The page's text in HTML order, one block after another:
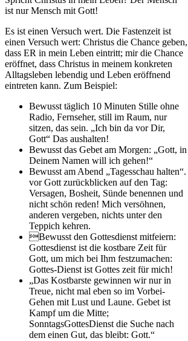
ist nur Mensch mit Gott!
Es ist einen Versuch wert. Die Fastenzeit ist
einen Versuch wert: Christus die Chance geben,
dass ER in mein Leben eintritt; mir die Chance
eröffnet, dass Christus in meinem konkreten
Alltagsleben lebendig und Leben eröffnend
eintreten kann. Zum Beispiel:
Bewusst täglich 10 Minuten Stille ohne
Radio, Fernseher, still im Raum, nur
sitzen, das sein. „Ich bin da vor Dir,
Gott“ Das aushalten!
Bewusst das Gebet am Morgen: „Gott, in
Deinem Namen will ich gehen!“
Bewusst am Abend „Tagesschau halten“.
vor Gott zurückblicken auf den Tag:
Versagen, Bosheit, Sünde benennen und
nicht schön reden! Mich versöhnen,
anderen vergeben, nichts unter den
Teppich kehren.
Bewusst den Gottesdienst mitfeiern:
Gottesdienst ist die kostbare Zeit für
Gott, um mich bei Ihm festzumachen:
Gottes-Dienst ist Gottes zeit für mich!
„Das Kostbarste gewinnen wir nur in
Treue, nicht mal eben so im Vorbei-
Gehen mit Lust und Laune. Gebet ist
Kampf um die Mitte;
SonntagsGottesDienst die Suche nach
dem einen Gut, das bleibt: Gott.“